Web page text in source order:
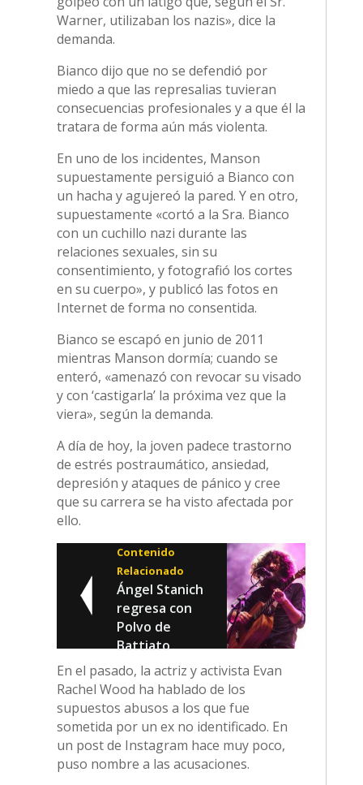
Warner, utilizaban los nazis», dice la
demanda.
Bianco dijo que no se defendió por
miedo a que las represalias tuvieran
consecuencias profesionales y a que él la
tratara de forma aún más violenta.
En uno de los incidentes, Manson
supuestamente persiguió a Bianco con
un hacha y agujereó la pared. Y en otro,
supuestamente «cortó a la Sra. Bianco
con un cuchillo nazi durante las
relaciones sexuales, sin su
consentimiento, y fotografió los cortes
en su cuerpo», y publicó las fotos en
Internet de forma no consentida.
Bianco se escapó en junio de 2011
mientras Manson dormía; cuando se
enteró, «amenazó con revocar su visado
y con ‘castigarla’ la próxima vez que la
viera», según la demanda.
A día de hoy, la joven padece trastorno
de estrés postraumático, ansiedad,
depresión y ataques de pánico y cree
que su carrera se ha visto afectada por
ello.
Contenido
Relacionado
Ángel Stanich
regresa con
Polvo de
Battiato
En el pasado, la actriz y activista Evan
Rachel Wood ha hablado de los
supuestos abusos a los que fue
sometida por un ex no identificado. En
un post de Instagram hace muy poco,
puso nombre a las acusaciones.